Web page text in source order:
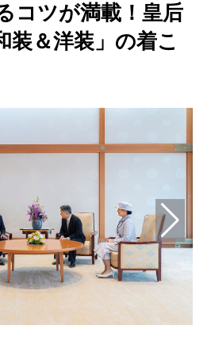
コツが満載！皇后
装＆洋装」の着こ